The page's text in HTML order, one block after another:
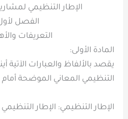
الإطار التنظيمي
الفصل
التعريفات
المادة الأولى:
يقصد بالألفاظ والعبارات الآتية
التنظيمي المعاني الموضحة
الإطار التنظيمي: الإطار